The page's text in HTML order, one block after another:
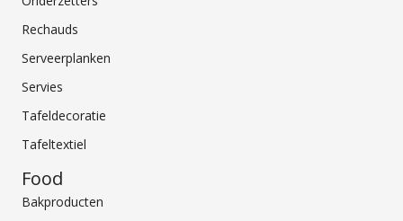
Rechauds
Serveerplanken
Servies
Tafeldecoratie
Tafeltextiel
Food
Bakproducten